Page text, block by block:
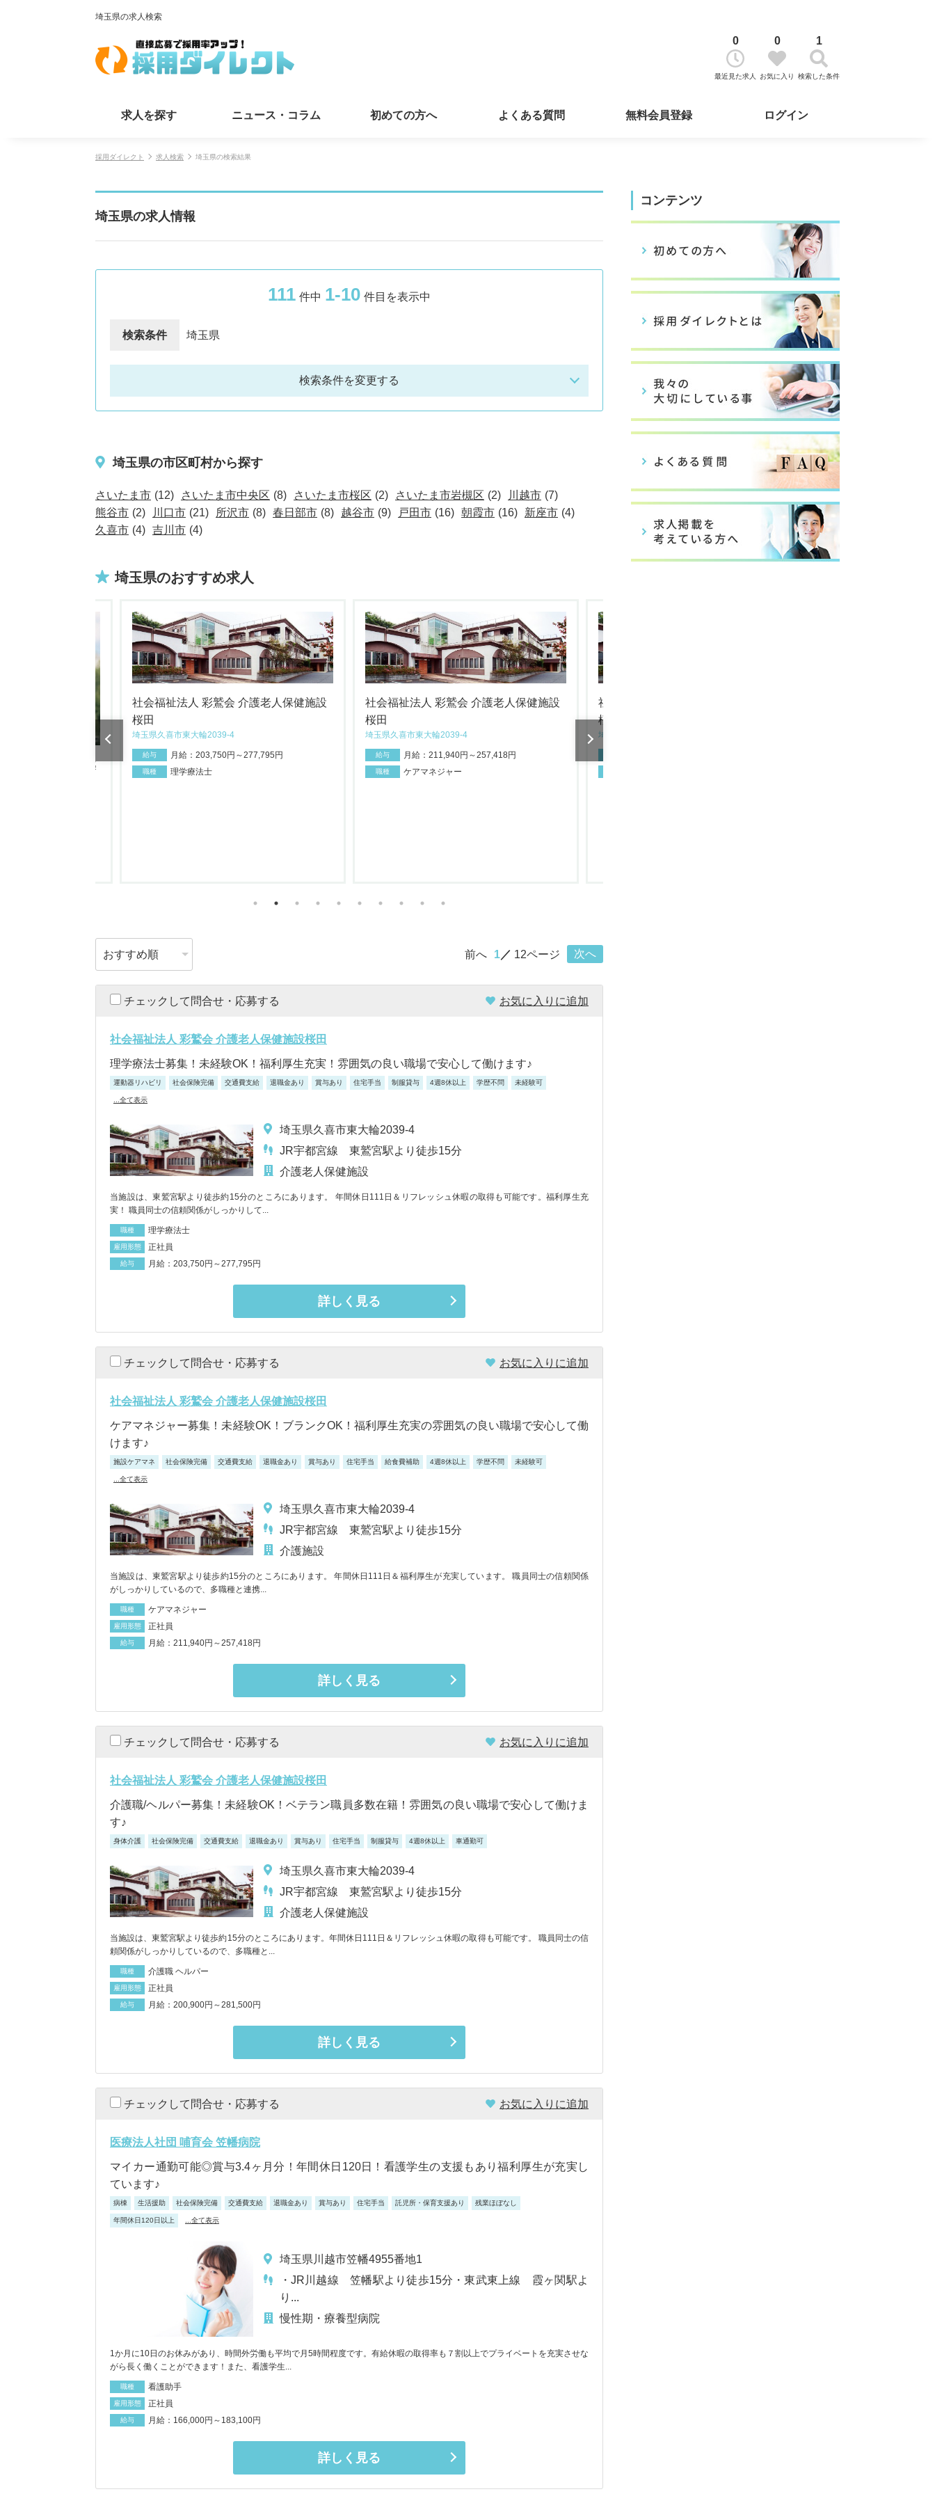
埼玉県の求人検索
0
最近見た求人
0
お気に入り
1
検索した条件
求人を探す ニュース・コラム 初めての方へ よくある質問 無料会員登録 ログイン
採用ダイレクト 求人検索 埼玉県の検索結果
埼玉県の求人情報
111 件中 1-10 件目を表示中
検索条件 埼玉県
検索条件を変更する
埼玉県の市区町村から探す
さいたま市 (12) さいたま市中央区 (8) さいたま市桜区 (2) さいたま市岩槻区 (2) 川越市 (7)
熊谷市 (2) 川口市 (21) 所沢市 (8) 春日部市 (8) 越谷市 (9) 戸田市 (16) 朝霞市 (16) 新座市 (4)
久喜市 (4) 吉川市 (4)
埼玉県のおすすめ求人
看護アットリハ越
社会福祉法人 彩鷲会 介護老人保健施設
桜田
埼玉県久喜市東大輪2039-4
給与 月給：203,750円～277,795円
職種 理学療法士
社会福祉法人 彩鷲会 介護老人保健施設
桜田
埼玉県久喜市東大輪2039-4
給与 月給：211,940円～257,418円
職種 ケアマネジャー
社会福祉法人 彩鷲会 介護老人保健施設
桜田
埼玉県久喜市東大輪2039-4
前へ 1 12ページ 次へ
チェックして問合せ・応募する お気に入りに追加
社会福祉法人 彩鷲会 介護老人保健施設桜田
理学療法士募集！未経験OK！福利厚生充実！雰囲気の良い職場で安心して働けます♪
運動器リハビリ 社会保険完備 交通費支給 退職金あり 賞与あり 住宅手当 制服貸与 4週8休以上 学歴不問 未経験可
...全て表示
埼玉県久喜市東大輪2039-4
JR宇都宮線 東鷲宮駅より徒歩15分
介護老人保健施設
当施設は、東鷲宮駅より徒歩約15分のところにあります。 年間休日111日＆リフレッシュ休暇の取得も可能です。福利厚生充
実！ 職員同士の信頼関係がしっかりして...
職種 理学療法士
雇用形態 正社員
給与 月給：203,750円～277,795円
詳しく見る
チェックして問合せ・応募する お気に入りに追加
社会福祉法人 彩鷲会 介護老人保健施設桜田
ケアマネジャー募集！未経験OK！ブランクOK！福利厚生充実の雰囲気の良い職場で安心して働
けます♪
施設ケアマネ 社会保険完備 交通費支給 退職金あり 賞与あり 住宅手当 給食費補助 4週8休以上 学歴不問 未経験可
...全て表示
埼玉県久喜市東大輪2039-4
JR宇都宮線 東鷲宮駅より徒歩15分
介護施設
当施設は、東鷲宮駅より徒歩約15分のところにあります。 年間休日111日＆福利厚生が充実しています。 職員同士の信頼関係
がしっかりしているので、多職種と連携...
職種 ケアマネジャー
雇用形態 正社員
給与 月給：211,940円～257,418円
詳しく見る
チェックして問合せ・応募する お気に入りに追加
社会福祉法人 彩鷲会 介護老人保健施設桜田
介護職/ヘルパー募集！未経験OK！ベテラン職員多数在籍！雰囲気の良い職場で安心して働けま
す♪
身体介護 社会保険完備 交通費支給 退職金あり 賞与あり 住宅手当 制服貸与 4週8休以上 車通勤可
埼玉県久喜市東大輪2039-4
JR宇都宮線 東鷲宮駅より徒歩15分
介護老人保健施設
当施設は、東鷲宮駅より徒歩約15分のところにあります。年間休日111日＆リフレッシュ休暇の取得も可能です。 職員同士の信
頼関係がしっかりしているので、多職種と...
職種 介護職 ヘルパー
雇用形態 正社員
給与 月給：200,900円～281,500円
詳しく見る
チェックして問合せ・応募する お気に入りに追加
医療法人社団 哺育会 笠幡病院
マイカー通勤可能◎賞与3.4ヶ月分！年間休日120日！看護学生の支援もあり福利厚生が充実し
ています♪
病棟 生活援助 社会保険完備 交通費支給 退職金あり 賞与あり 住宅手当 託児所・保育支援あり 残業ほぼなし
年間休日120日以上 ...全て表示
埼玉県川越市笠幡4955番地1
・JR川越線 笠幡駅より徒歩15分・東武東上線 霞ヶ関駅よ
り...
慢性期・療養型病院
1か月に10日のお休みがあり、時間外労働も平均で月5時間程度です。有給休暇の取得率も７割以上でプライベートを充実させな
がら長く働くことができます！また、看護学生...
職種 看護助手
雇用形態 正社員
給与 月給：166,000円～183,100円
詳しく見る
コンテンツ